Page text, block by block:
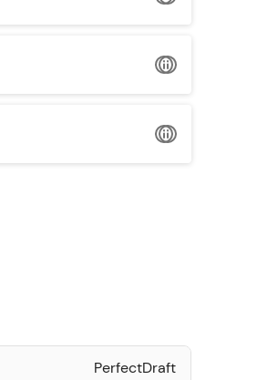
PerfectDraft